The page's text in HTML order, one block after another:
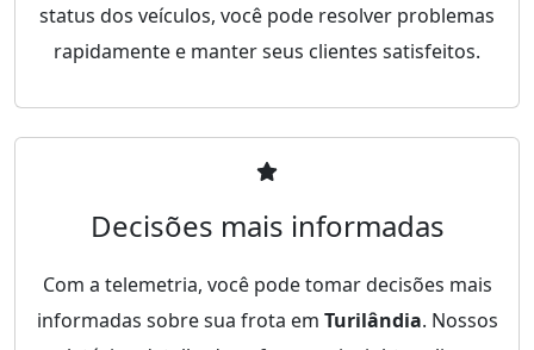
status dos veículos, você pode resolver problemas
rapidamente e manter seus clientes satisfeitos.
Decisões mais informadas
Com a telemetria, você pode tomar decisões mais
informadas sobre sua frota em Turilândia. Nossos